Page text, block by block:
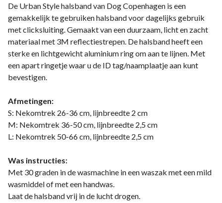
De Urban Style halsband van Dog Copenhagen is een
gemakkelijk te gebruiken halsband voor dagelijks gebruik
met clicksluiting. Gemaakt van een duurzaam, licht en zacht
materiaal met 3M reflectiestrepen. De halsband heeft een
sterke en lichtgewicht aluminium ring om aan te lijnen. Met
een apart ringetje waar u de ID tag/naamplaatje aan kunt
bevestigen.
Afmetingen:
S: Nekomtrek 26-36 cm, lijnbreedte 2 cm
M: Nekomtrek 36-50 cm, lijnbreedte 2,5 cm
L: Nekomtrek 50-66 cm, lijnbreedte 2,5 cm
Was instructies:
Met 30 graden in de wasmachine in een waszak met een mild
wasmiddel of met een handwas.
Laat de halsband vrij in de lucht drogen.